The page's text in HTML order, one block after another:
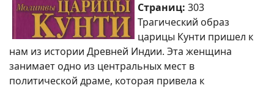
Страниц: 303
Трагический образ
царицы Кунти пришел к
нам из истории Древней Индии. Эта женщина
занимает одно из центральных мест в
политической драме, которая привела к